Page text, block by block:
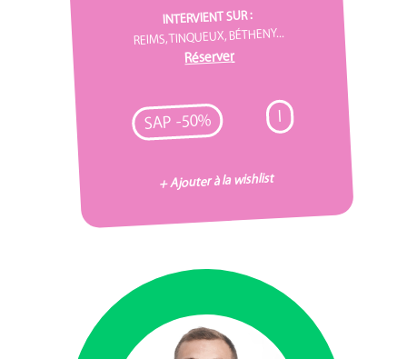
INTERVIENT SUR :
REIMS, TINQUEUX, BÉTHENY...
Réserver
SAP -50% I
+ Ajouter à la wishlist